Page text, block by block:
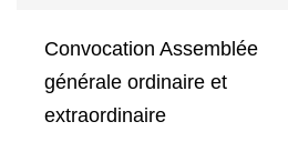
Convocation Assemblée
générale ordinaire et
extraordinaire